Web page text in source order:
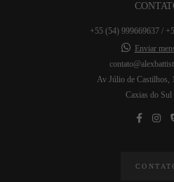
+55 (54) 999669637 /
Enviar
Av Júlio de Castilhos,
Caxias do Sul